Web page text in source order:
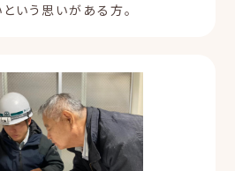
いう思いがある方。